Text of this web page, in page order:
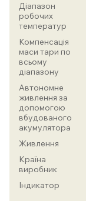
Діапазон
робочих
температур
Компенсація
маси тари по
всьому
діапазону
Автономне
живлення за
допомогою
вбудованого
акумулятора
Живлення
Країна
виробник
Індикатор